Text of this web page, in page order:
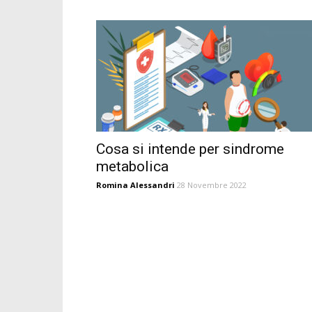
Cosa si intende per sindrome
metabolica
Romina Alessandri 28 Novembre 2022